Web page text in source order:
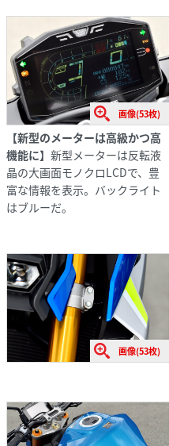
画像(53枚)
【新型のメーターは高級かつ高
機能に】 新型メーターは反転液
晶の大画面モノクロLCDで、豊
富な情報を表示。バックライト
はブルーだ。
画像(53枚)